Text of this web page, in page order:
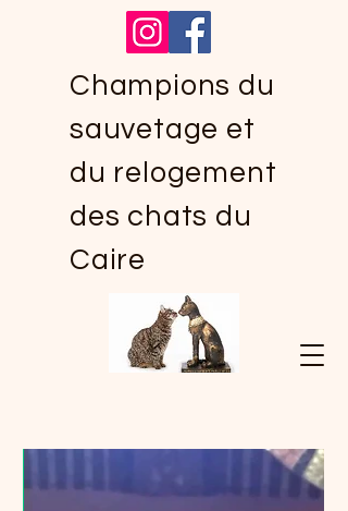
Champions du
sauvetage et
du relogement
des chats du
Caire